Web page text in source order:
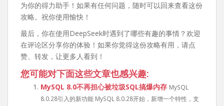
为你的得力助手！如果有任何问题，随时可以回来查看这份
攻略。祝你使用愉快！
最后，你在使用DeepSeek时遇到了哪些有趣的事情？欢迎
在评论区分享你的体验！如果你觉得这份攻略有用，请点
赞、转发，让更多人看到！
您可能对下面这些文章也感兴趣:
MySQL 8.0不再担心被垃圾SQL搞爆内存 MySQL
8.0.28引入的新功能 MySQL 8.0.28开始，新增一个特性，支